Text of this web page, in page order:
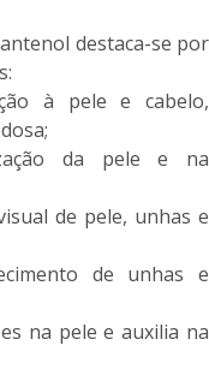
destaca-se por
à pele e cabelo,
da pele e na
de pele, unhas e
de unhas e
na pele e auxilia na